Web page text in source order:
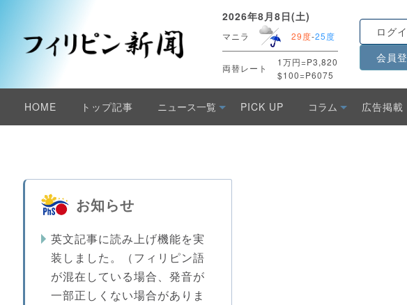
2026年8月8日(土)
マニラ 29度-25度
両替レート
1万円=P3,820
$100=P6075
ログ
会員
HOME トップ記事 ニュース一覧 PICK UP コラム 広告掲載
お知らせ
英文記事に読み上げ機能を実
装しました。（フィリピン語
が混在している場合、発音が
一部正しくない場合がありま